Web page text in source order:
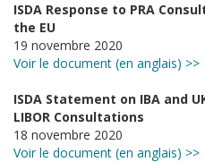
ISDA Response to PRA
the EU
19 novembre 2020
Voir le document (en anglais) >>
ISDA Statement on IBA and
LIBOR Consultations
18 novembre 2020
Voir le document (en anglais) >>